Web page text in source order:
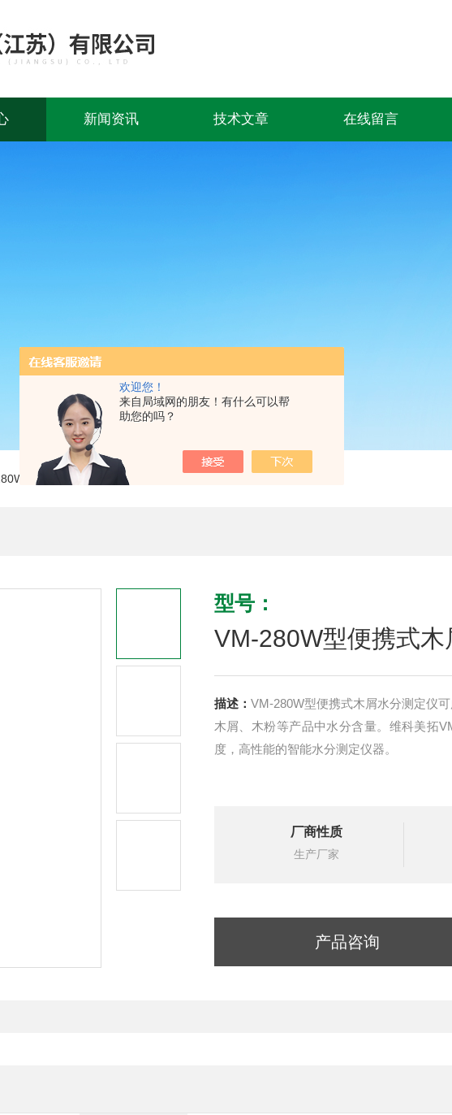
欢迎您！
来自局域网的朋友！有什么可以帮
助您的吗？
新闻资讯 技术文章 在线留言
型便携式木屑水分测定仪
型号：
VM-280W型便携式木
描述： VM-280W型便携式木屑水分测定仪
木屑、木粉等产品中水分含量。维科美拓
度，高性能的智能水分测定仪器。
厂商性质
生产厂家
产品咨询